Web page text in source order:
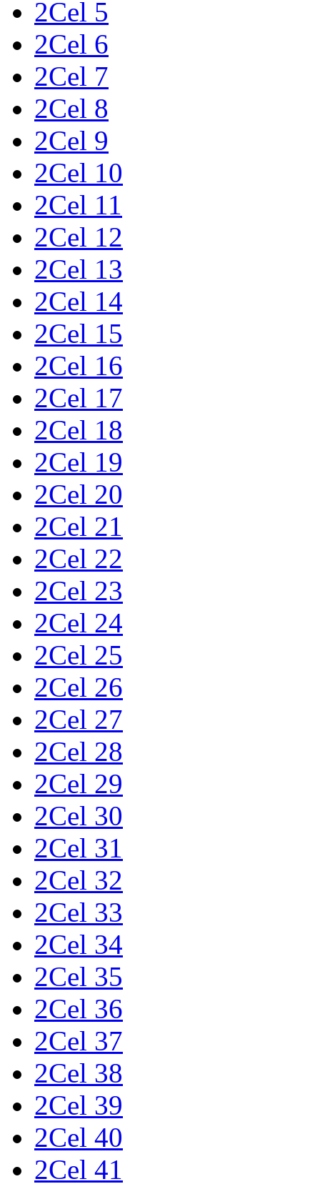
2Cel 5
2Cel 6
2Cel 7
2Cel 8
2Cel 9
2Cel 10
2Cel 11
2Cel 12
2Cel 13
2Cel 14
2Cel 15
2Cel 16
2Cel 17
2Cel 18
2Cel 19
2Cel 20
2Cel 21
2Cel 22
2Cel 23
2Cel 24
2Cel 25
2Cel 26
2Cel 27
2Cel 28
2Cel 29
2Cel 30
2Cel 31
2Cel 32
2Cel 33
2Cel 34
2Cel 35
2Cel 36
2Cel 37
2Cel 38
2Cel 39
2Cel 40
2Cel 41